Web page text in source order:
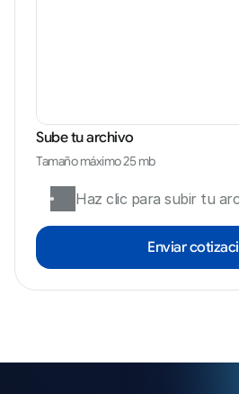
Sube tu archivo
Tamaño máximo 25 mb
Haz clic para subir tu
Enviar